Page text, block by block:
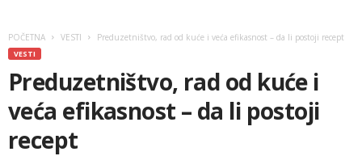
POČETNA VESTI Preduzetništvo, rad od kuće i veća efikasnost – da li postoji recept
VESTI
Preduzetništvo, rad od kuće i
veća efikasnost – da li postoji
recept